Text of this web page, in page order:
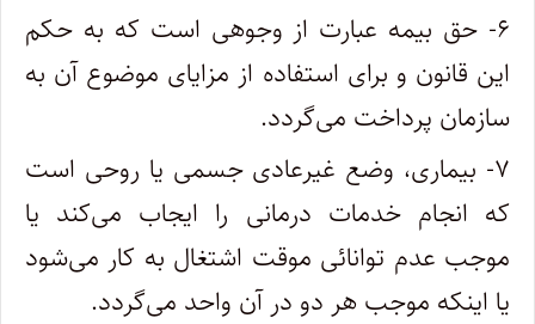
۶- حق بیمه عبارت از وجوهی است که به حکم
این قانون و برای استفاده از مزایای موضوع آن به
سازمان پرداخت می‌گردد.
۷- بیماری، وضع غیرعادی جسمی یا روحی است
که انجام خدمات درمانی را ایجاب می‌کند یا
موجب عدم توانائی موقت اشتغال به کار می‌شود
یا اینکه موجب هر دو در آن واحد می‌گردد.